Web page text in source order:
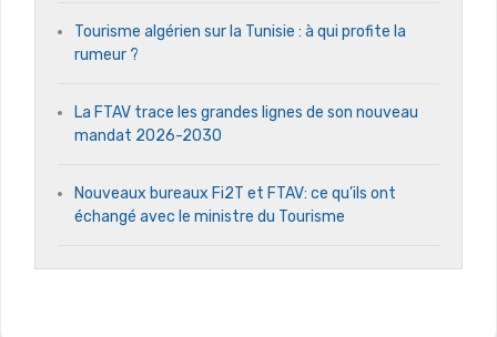
Tourisme algérien sur la Tunisie : à qui profite la
rumeur ?
La FTAV trace les grandes lignes de son nouveau
mandat 2026-2030
Nouveaux bureaux Fi2T et FTAV: ce qu’ils ont
échangé avec le ministre du Tourisme